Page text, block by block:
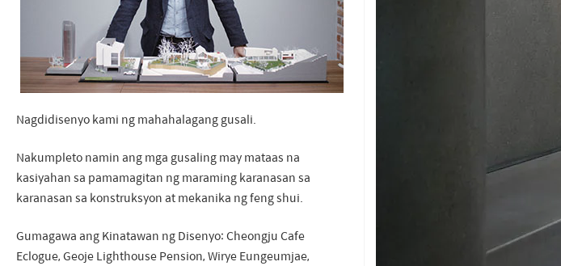
Nagdidisenyo kami ng mahahalagang gusali.
Nakumpleto namin ang mga gusaling may mataas na
kasiyahan sa pamamagitan ng maraming karanasan sa
karanasan sa konstruksyon at mekanika ng feng shui.
Gumagawa ang Kinatawan ng Disenyo: Cheongju Cafe
Eclogue, Geoje Lighthouse Pension, Wirye Eungeumjae,